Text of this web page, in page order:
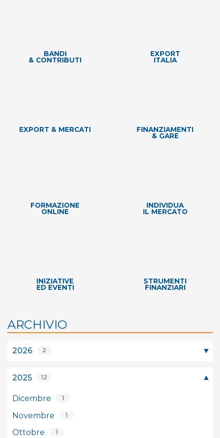
BANDI
& CONTRIBUTI
EXPORT
ITALIA
EXPORT & MERCATI
FINANZIAMENTI
& GARE
FORMAZIONE
ONLINE
INDIVIDUA
IL MERCATO
INIZIATIVE
ED EVENTI
STRUMENTI
FINANZIARI
ARCHIVIO
2026 2
2025 12
Dicembre 1
Novembre 1
Ottobre 1